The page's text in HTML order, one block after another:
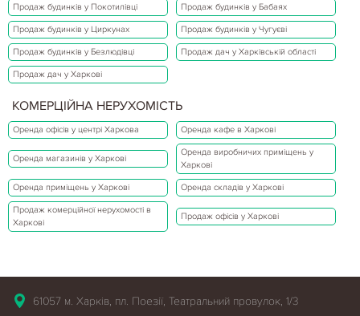
Продаж будинків у Покотилівці Продаж будинків у Бабаях
Продаж будинків у Циркунах Продаж будинків у Чугуєві
Продаж будинків у Безлюдівці Продаж дач у Харківській області
Продаж дач у Харкові
КОМЕРЦІЙНА НЕРУХОМІСТЬ
Оренда офісів у центрі Харкова Оренда кафе в Харкові
Оренда магазинів у Харкові
Оренда виробничих приміщень у
Харкові
Оренда приміщень у Харкові Оренда складів у Харкові
Продаж комерційної нерухомості в
Харкові
Продаж офісів у Харкові
61057 м. Харків, пл. Поезії, Театральний провулок, 1/3